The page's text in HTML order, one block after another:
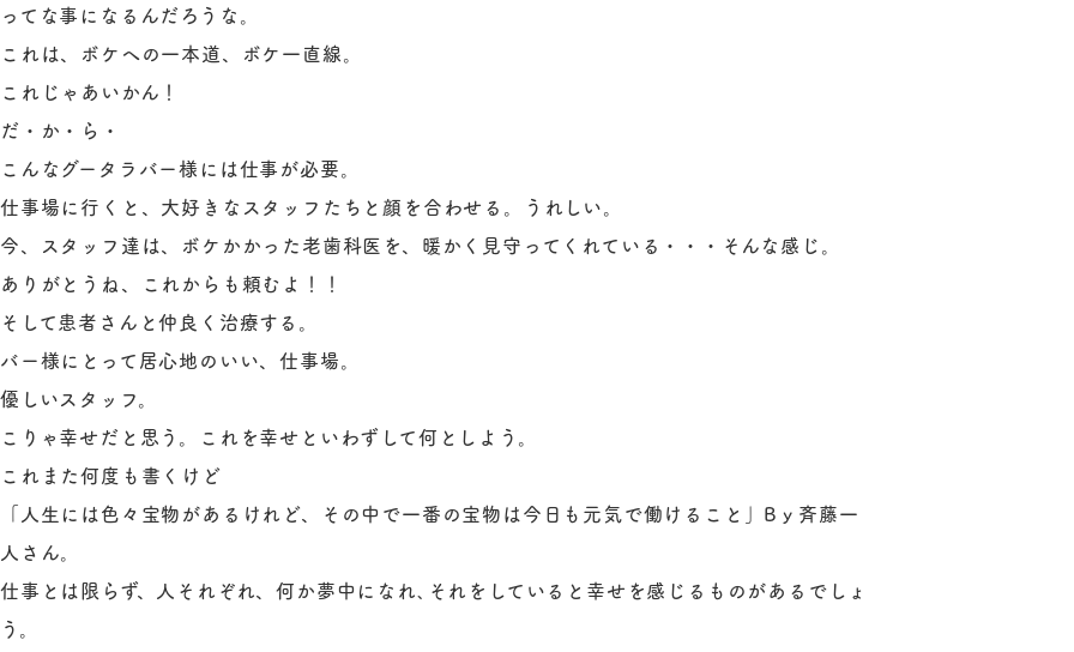
ってな事になるんだろうな。
これは、ボケへの一本道、ボケ一直線。
これじゃあいかん！
だ・か・ら・
こんなグータラバー様には仕事が必要。
仕事場に行くと、大好きなスタッフたちと顔を合わせる。うれしい。
今、スタッフ達は、ボケかかった老歯科医を、暖かく見守ってくれている・・・そんな感じ。
ありがとうね、これからも頼むよ！！
そして患者さんと仲良く治療する。
バー様にとって居心地のいい、仕事場。
優しいスタッフ。
こりゃ幸せだと思う。これを幸せといわずして何としよう。
これまた何度も書くけど
「人生には色々宝物があるけれど、その中で一番の宝物は今日も元気で働けること」Bｙ斉藤一
人さん。
仕事とは限らず、人それぞれ、何か夢中になれ､それをしていると幸せを感じるものがあるでしょ
う。